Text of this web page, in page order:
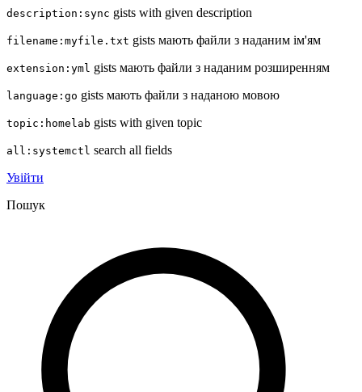
description:sync gists with given description
filename:myfile.txt gists мають файли з наданим ім'ям
extension:yml gists мають файли з наданим розширенням
language:go gists мають файли з наданою мовою
topic:homelab gists with given topic
all:systemctl search all fields
Увійти
Пошук